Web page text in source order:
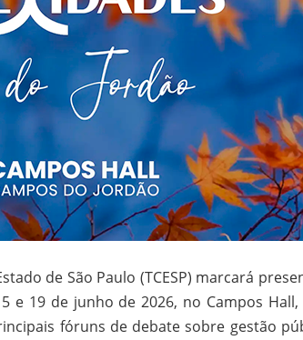
de São Paulo (TCESP) marcará
e 19 de junho de 2026, no Campos
fóruns de debate sobre gestão